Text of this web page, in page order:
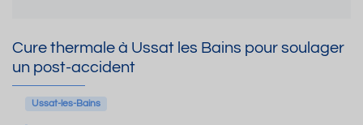
Cure thermale à Ussat les Bains pour soulager
un post-accident
Ussat-les-Bains